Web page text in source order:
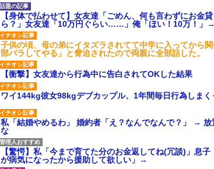
【身体で払わせて】女友達「ごめん、何も言わずにお
ら？」女友達「10万円ぐらい……」俺「ほい！10万！」→
子供の頃、母の弟にイタズラされてて中学に入ってから
部バラしてやる」と脅迫されたので両親に全部話した。
【衝撃】女友達から行為中に告白されてOKした結果
ワイ144kg彼女98kgデブカップル、1年間毎日行為しまく
私「結婚やめるわ」 婚約者「え？なんでなんで？」 →
な
【驚愕】私「今まで育てた分のお金返してね(冗談)」息
が病気になったから援助して欲しい」→